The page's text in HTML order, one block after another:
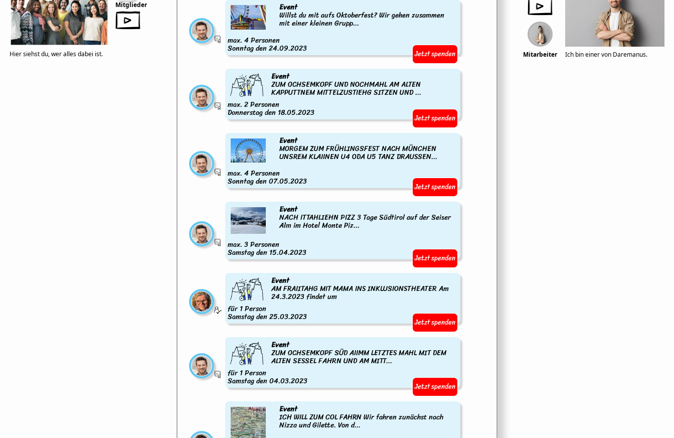
Mitglieder
Hier siehst du, wer alles dabei ist.
Event
Willst du mit aufs Oktoberfest? Wir gehen zusammen
mit einer kleinen Grupp...
max. 4 Personen
Sonntag den 24.09.2023 Jetzt spenden
Event
ZUM OCHSEMKOPF UND NOCHMAHL AM ALTEN
KAPPUTTNEM MITTELZUSTIEHG SITZEN UND ...
max. 2 Personen
Donnerstag den 18.05.2023 Jetzt spenden
Event
MORGEM ZUM FRÜHLINGSFEST NACH MÜNCHEN
UNSREM KLAIINEN U4 ODA U5 TANZ DRAUSSEN...
max. 4 Personen
Sonntag den 07.05.2023 Jetzt spenden
Event
NACH ITTAHLIEHN PIZZ 3 Tage Südtirol auf der Seiser
Alm im Hotel Monte Piz...
max. 3 Personen
Samstag den 15.04.2023 Jetzt spenden
Event
AM FRAIITAHG MIT MAMA INS INKLUSIONSTHEATER Am
24.3.2023 findet um
für 1 Person
Samstag den 25.03.2023 Jetzt spenden
Event
ZUM OCHSEMKOPF SÜD AIIMM LETZTES MAHL MIT DEM
ALTEN SESSEL FAHRN UND AM MITT...
für 1 Person
Samstag den 04.03.2023 Jetzt spenden
Event
ICH WILL ZUM COL FAHRN Wir fahren zunächst nach
Nizza und Gilette. Von d...
Mitarbeiter Ich bin einer von Daremanus.